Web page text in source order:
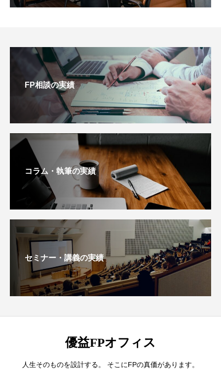
FP相談の実績
コラム・執筆の実績
セミナー・講義の実績
優益FPオフィス
人生そのものを設計する。 そこにFPの真価があります。